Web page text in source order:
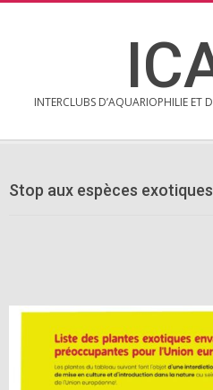
INTERCLUBS D’AQUARIOPHILIE ET
Menu
Stop aux espèces